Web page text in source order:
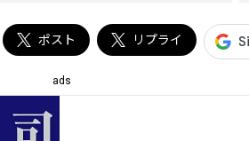
- 毒ワクチンによって政府が国民を殺し
いるという主張
- 政府を犯罪マフィア国家と呼び、解体
を求める呼びかけ
謀度
★★★★★
判定理由
ポスト リプライ
ads